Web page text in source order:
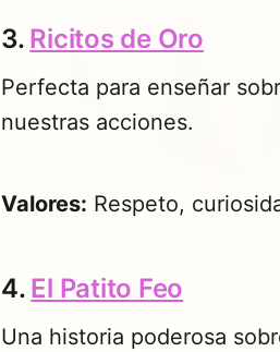
3. Ricitos de Oro
Perfecta para enseñar
nuestras acciones.
Valores: Respeto,
4. El Patito Feo
Una historia poderosa